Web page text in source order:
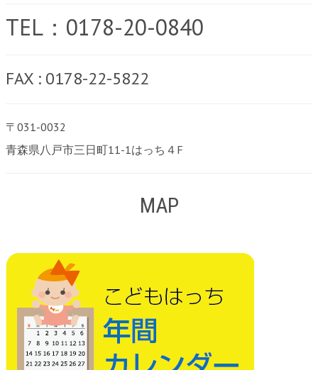
TEL：0178-20-0840
FAX : 0178-22-5822
〒031-0032
青森県八戸市三日町11-1はっち４F
MAP